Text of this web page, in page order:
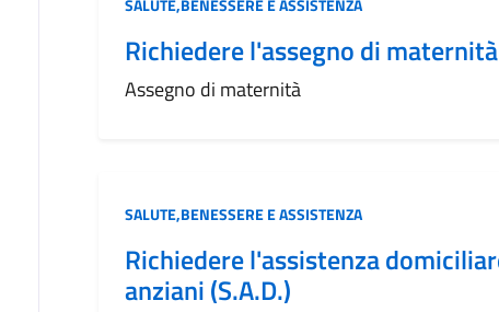
SALUTE,BENESSERE E ASSISTENZA
Richiedere l'assegno di maternità
Assegno di maternità
Categoria:
SALUTE,BENESSERE E ASSISTENZA
Richiedere l'assistenza
anziani (S.A.D.)